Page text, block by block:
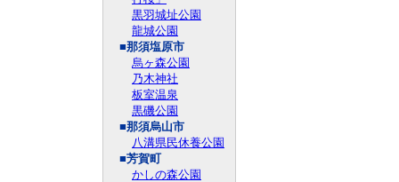
黒羽城址公園
龍城公園
■那須塩原市
烏ヶ森公園
乃木神社
板室温泉
黒磯公園
■那須烏山市
八溝県民休養公園
■芳賀町
かしの森公園